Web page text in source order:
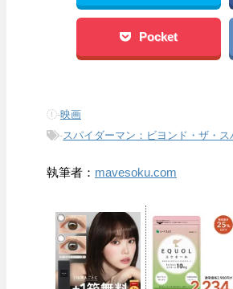
Pocket
-映画
-スパイダーマン：ビヨンド・ザ・ス
執筆者： mavesoku.com